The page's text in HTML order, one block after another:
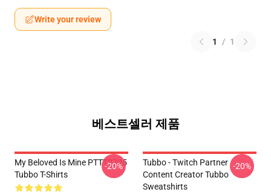
Write your review
1 / 1
베스트셀러 제품
My Beloved Is Mine PTTT2705
Tubbo T-Shirts
-20%
Tubbo - Twitch Partner
Content Creator Tubbo
Sweatshirts
-20%